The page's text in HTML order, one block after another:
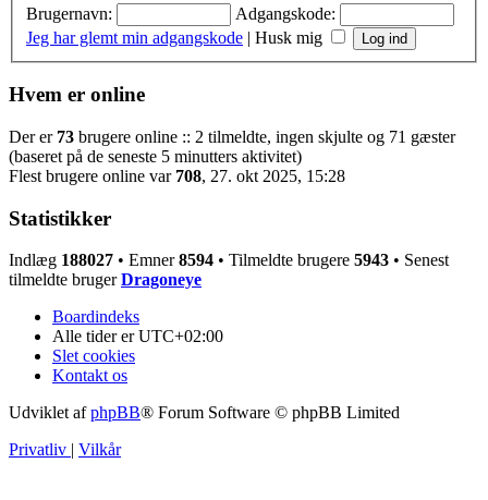
Brugernavn:
Adgangskode:
Jeg har glemt min adgangskode | Husk mig
Hvem er online
Der er 73 brugere online :: 2 tilmeldte, ingen skjulte og 71 gæster
(baseret på de seneste 5 minutters aktivitet)
Flest brugere online var 708, 27. okt 2025, 15:28
Statistikker
Indlæg 188027 • Emner8594 • Tilmeldte brugere 5943 • Senest
tilmeldte brugerDragoneye
Boardindeks
Alle tider erUTC+02:00
Slet cookies
Kontakt os
Udviklet afphpBB® Forum Software © phpBB Limited
Privatliv | Vilkår